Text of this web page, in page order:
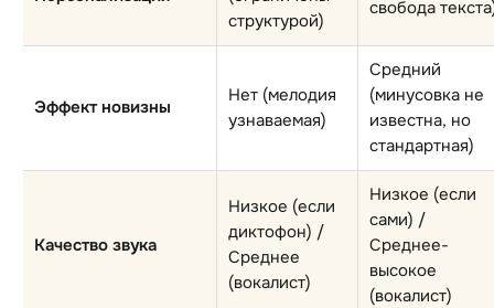
структурой)
свобода
Эффект новизны
Нет (мелодия
узнаваемая)
Средний
(минусовка не
известна, но
стандартная)
Качество звука
Низкое (если
диктофон) /
Среднее
(вокалист)
Низкое (если
сами) /
Среднее-
высокое
(вокалист)